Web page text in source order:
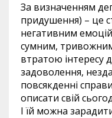
За визначенням
придушення) – це
негативним
сумним,
втратою інтересу
задоволення,
повсякденні
описати свій
І їй можна